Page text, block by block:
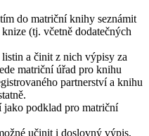
do matriční knihy seznámit
(tj. včetně dodatečných
a činit z nich výpisy za
matriční úřad pro knihu
partnerství a knihu
podklad pro matriční
učinit i doslovný výpis,